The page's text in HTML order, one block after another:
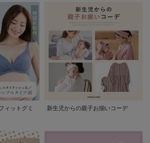
ィットグミ
新生児からの親子お揃いコーデ